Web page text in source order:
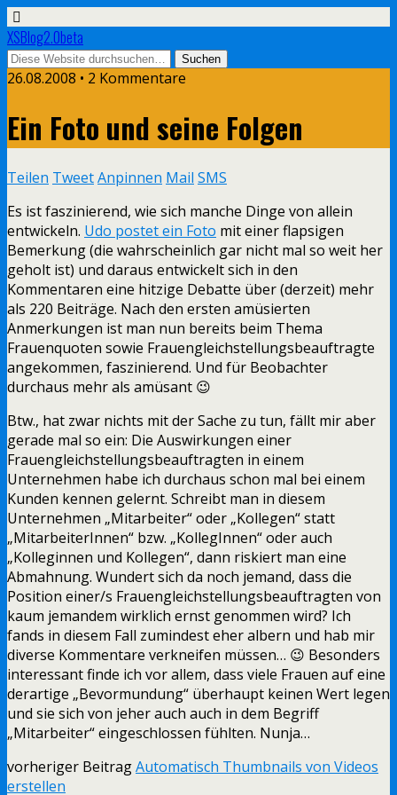
XSBlog2.0beta
26.08.2008 • 2 Kommentare
Ein Foto und seine Folgen
Teilen TweetAnpinnen Mail SMS
Es ist faszinierend, wie sich manche Dinge von allein
entwickeln. Udo postet ein Foto mit einer flapsigen
Bemerkung (die wahrscheinlich gar nicht mal so weit her
geholt ist) und daraus entwickelt sich in den
Kommentaren eine hitzige Debatte über (derzeit) mehr
als 220 Beiträge. Nach den ersten amüsierten
Anmerkungen ist man nun bereits beim Thema
Frauenquoten sowie Frauengleichstellungsbeauftragte
angekommen, faszinierend. Und für Beobachter
durchaus mehr als amüsant 😉
Btw., hat zwar nichts mit der Sache zu tun, fällt mir aber
gerade mal so ein: Die Auswirkungen einer
Frauengleichstellungsbeauftragten in einem
Unternehmen habe ich durchaus schon mal bei einem
Kunden kennen gelernt. Schreibt man in diesem
Unternehmen „Mitarbeiter“ oder „Kollegen“ statt
„MitarbeiterInnen“ bzw. „KollegInnen“ oder auch
„Kolleginnen und Kollegen“, dann riskiert man eine
Abmahnung. Wundert sich da noch jemand, dass die
Position einer/s Frauengleichstellungsbeauftragten von
kaum jemandem wirklich ernst genommen wird? Ich
fands in diesem Fall zumindest eher albern und hab mir
diverse Kommentare verkneifen müssen… 😉 Besonders
interessant finde ich vor allem, dass viele Frauen auf eine
derartige „Bevormundung“ überhaupt keinen Wert legen
und sie sich von jeher auch auch in dem Begriff
„Mitarbeiter“ eingeschlossen fühlten. Nunja…
vorheriger BeitragAutomatisch Thumbnails von Videos
erstellen